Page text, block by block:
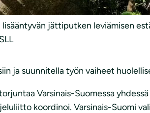
jättiputken leviämisen
ja suunnitella työn vaiheet
Varsinais-Suomessa
koordinoi. Varsinais-Suomi